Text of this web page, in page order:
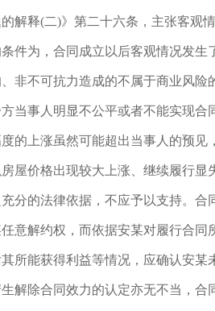
解释(二)》第二十六条，主张客观
件为，合同成立以后客观情况发生
非不可抗力造成的不属于商业风险
当事人明显不公平或者不能实现合
的上涨虽然可能超出当事人的预见
屋价格出现较大上涨、继续履行显
分的法律依据，不应予以支持。合
意解约权，而依据安某对履行合同
所能获得利益等情况，应确认安某
解除合同效力的认定亦无不当，合